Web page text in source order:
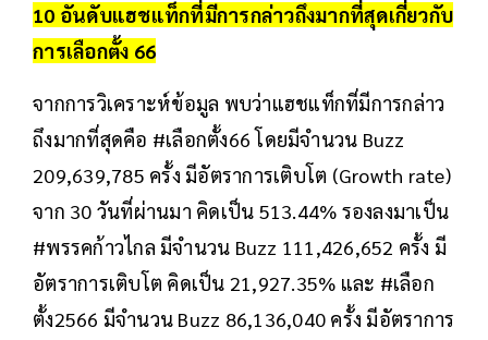
10 อันดับแฮชแท็กที่มีการกล่าวถึงมากที่สุดเกี่ยวกับ
การเลือกตั้ง 66
จากการวิเคราะห์ข้อมูล พบว่าแฮชแท็กที่มีการกล่าว
ถึงมากที่สุดคือ #เลือกตั้ง66 โดยมีจำนวน Buzz
209,639,785 ครั้ง มีอัตราการเติบโต (Growth rate)
จาก 30 วันที่ผ่านมา คิดเป็น 513.44% รองลงมาเป็น
#พรรคก้าวไกล มีจำนวน Buzz 111,426,652 ครั้ง มี
อัตราการเติบโต คิดเป็น 21,927.35% และ #เลือก
ตั้ง2566 มีจำนวน Buzz 86,136,040 ครั้ง มีอัตราการ